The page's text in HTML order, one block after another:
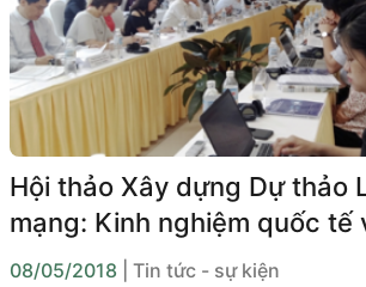
Hội thảo Xây dựng Dự thảo
mạng: Kinh nghiệm quốc tế
các bên liên quan tại Việt
08/05/2018
| Tin tức - sự kiện